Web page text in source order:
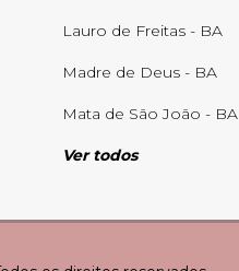
Lauro de Freitas - BA
Madre de Deus - BA
Mata de São João - BA
Ver todos